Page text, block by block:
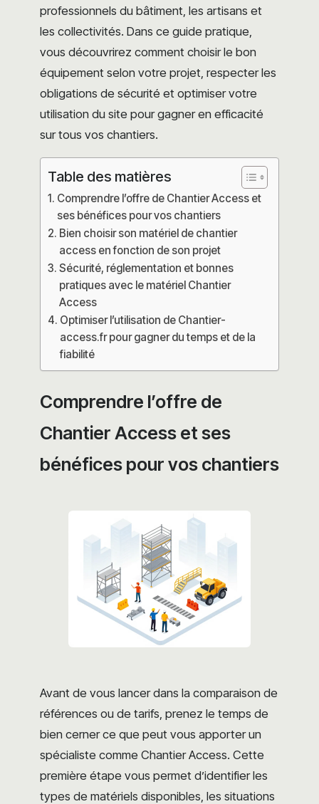
professionnels du bâtiment, les artisans et
les collectivités. Dans ce guide pratique,
vous découvrirez comment choisir le bon
équipement selon votre projet, respecter les
obligations de sécurité et optimiser votre
utilisation du site pour gagner en efficacité
sur tous vos chantiers.
Table des matières
Comprendre l’offre de Chantier Access et
ses bénéfices pour vos chantiers
Bien choisir son matériel de chantier
access en fonction de son projet
Sécurité, réglementation et bonnes
pratiques avec le matériel Chantier
Access
Optimiser l’utilisation de Chantier-
access.fr pour gagner du temps et de la
fiabilité
Comprendre l’offre de
Chantier Access et ses
bénéfices pour vos chantiers
Avant de vous lancer dans la comparaison de
références ou de tarifs, prenez le temps de
bien cerner ce que peut vous apporter un
spécialiste comme Chantier Access. Cette
première étape vous permet d’identifier les
types de matériels disponibles, les situations